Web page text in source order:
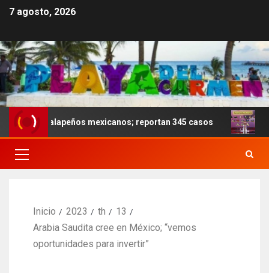
7 agosto, 2026
mexicanos; reportan 345 casos Anoche se
Inicio 2023 th
13
Arabia Saudita cree en México; “vemos
oportunidades para invertir”